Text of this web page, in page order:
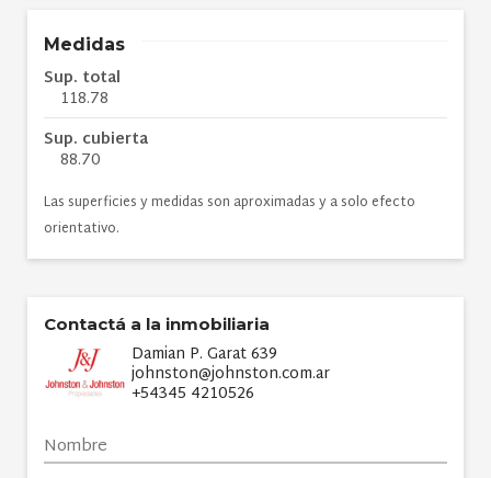
Medidas
Sup. total
118.78
Sup. cubierta
88.70
Las superficies y medidas son aproximadas y a solo efecto
orientativo.
Contactá a la inmobiliaria
Damian P. Garat 639
johnston@johnston.com.ar
+54345 4210526